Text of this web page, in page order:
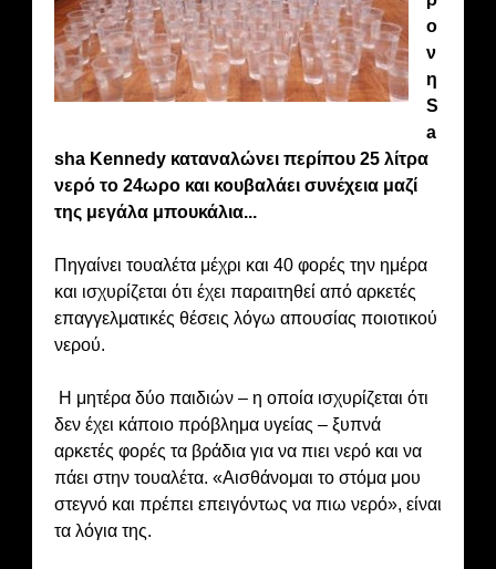
ο
ν
η
S
a
sha Kennedy καταναλώνει περίπου 25 λίτρα
νερό το 24ωρο και κουβαλάει συνέχεια μαζί
της μεγάλα μπουκάλια...
Πηγαίνει τουαλέτα μέχρι και 40 φορές την ημέρα
και ισχυρίζεται ότι έχει παραιτηθεί από αρκετές
επαγγελματικές θέσεις λόγω απουσίας ποιοτικού
νερού.
Η μητέρα δύο παιδιών – η οποία ισχυρίζεται ότι
δεν έχει κάποιο πρόβλημα υγείας – ξυπνά
αρκετές φορές τα βράδια για να πιει νερό και να
πάει στην τουαλέτα. «Αισθάνομαι το στόμα μου
στεγνό και πρέπει επειγόντως να πιω νερό», είναι
τα λόγια της.